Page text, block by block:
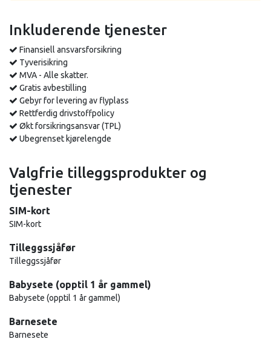
Inkluderende tjenester
Finansiell ansvarsforsikring
Tyverisikring
MVA - Alle skatter.
Gratis avbestilling
Gebyr for levering av flyplass
Rettferdig drivstoffpolicy
Økt forsikringsansvar (TPL)
Ubegrenset kjørelengde
Valgfrie tilleggsprodukter og
tjenester
SIM-kort
SIM-kort
Tilleggssjåfør
Tilleggssjåfør
Babysete (opptil 1 år gammel)
Babysete (opptil 1 år gammel)
Barnesete
Barnesete